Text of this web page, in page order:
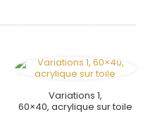
Variations 1,
60×40, acrylique sur toile